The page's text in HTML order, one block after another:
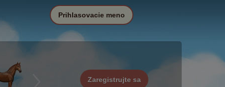
Zaregistrujte sa
Prihlasovacie meno